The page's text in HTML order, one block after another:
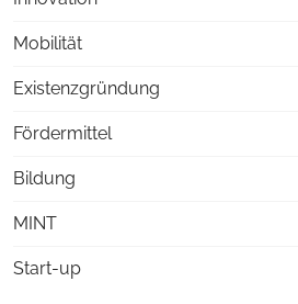
Mobilität
Existenzgründung
Fördermittel
Bildung
MINT
Start-up